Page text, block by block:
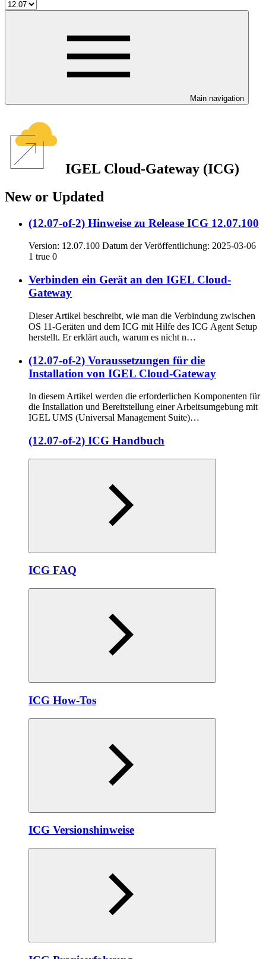
Main navigation
IGEL Cloud-Gateway (ICG)
New or Updated
(12.07-of-2) Hinweise zu Release ICG 12.07.100
Version: 12.07.100 Datum der Veröffentlichung: 2025-03-06
1 true 0
Verbinden ein Gerät an den IGEL Cloud-
Gateway
Dieser Artikel beschreibt, wie man die Verbindung zwischen
OS 11-Geräten und dem ICG mit Hilfe des ICG Agent Setup
herstellt. Er erklärt auch, warum es nicht n…
(12.07-of-2) Voraussetzungen für die
Installation von IGEL Cloud-Gateway
In diesem Artikel werden die erforderlichen Komponenten für
die Installation und Bereitstellung einer Arbeitsumgebung mit
IGEL UMS (Universal Management Suite)…
(12.07-of-2) ICG Handbuch
ICG FAQ
ICG How-Tos
ICG Versionshinweise